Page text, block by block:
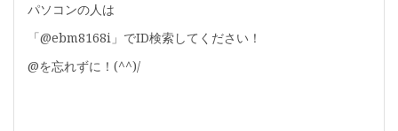
パソコンの人は
「@ebm8168i」でID検索してください！
@を忘れずに！(^^)/